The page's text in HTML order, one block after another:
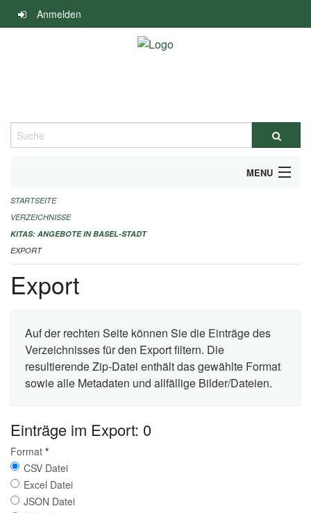
Navigation
überspringen
Anmelden
Suche
MENU
ALLGEMEINE INFORMATIONEN
IMPRESSUM
STARTSEITE
VERZEICHNISSE
KITAS: ANGEBOTE IN BASEL-STADT
EXPORT
Export
Auf der rechten Seite können Sie die Einträge des
Verzeichnisses für den Export filtern. Die
resultierende Zip-Datei enthält das gewählte Format
sowie alle Metadaten und allfällige Bilder/Dateien.
Einträge im Export: 0
Format *
CSV Datei
Excel Datei
JSON Datei